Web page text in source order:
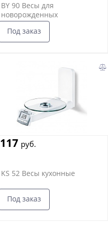
BY 90 Весы для
новорожденных
Под заказ
117 руб.
KS 52 Весы кухонные
Под заказ